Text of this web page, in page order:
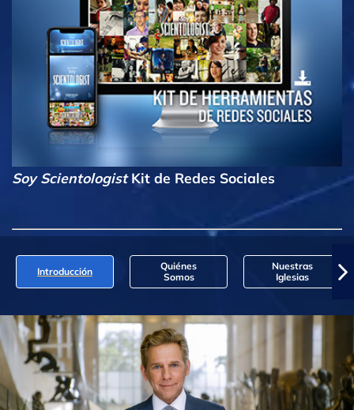
Soy ScientologistKit de Redes Sociales
Introducción
Quiénes
Somos
Nuestras
Iglesias